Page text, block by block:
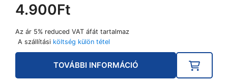
4.900Ft
Az ár 5% reduced VAT áfát tartalmaz
A szállítási költség külön tétel
TOVÁBBI INFORMÁCIÓ